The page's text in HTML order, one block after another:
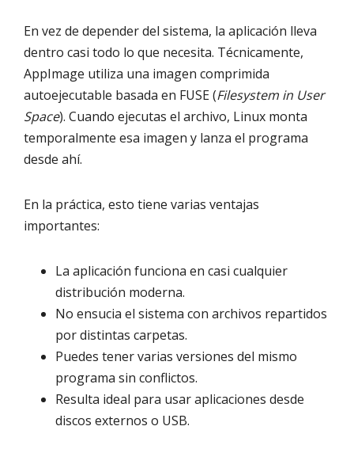
En vez de depender del sistema, la aplicación lleva
dentro casi todo lo que necesita. Técnicamente,
AppImage utiliza una imagen comprimida
autoejecutable basada en FUSE (Filesystem in User
Space). Cuando ejecutas el archivo, Linux monta
temporalmente esa imagen y lanza el programa
desde ahí.
En la práctica, esto tiene varias ventajas
importantes:
La aplicación funciona en casi cualquier
distribución moderna.
No ensucia el sistema con archivos repartidos
por distintas carpetas.
Puedes tener varias versiones del mismo
programa sin conflictos.
Resulta ideal para usar aplicaciones desde
discos externos o USB.